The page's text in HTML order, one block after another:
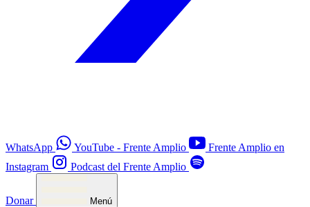
WhatsApp YouTube - Frente Amplio
Frente Amplio en
Instagram
Podcast del Frente Amplio
Donar Menú